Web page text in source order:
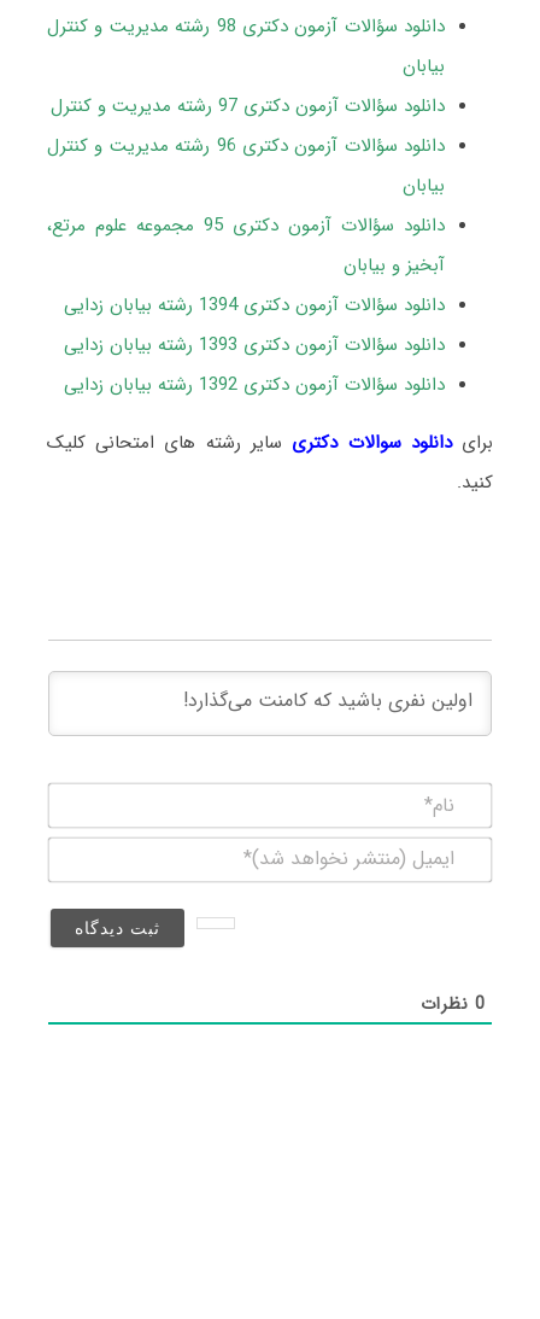
دانلود سؤالات آزمون دکتری 98 رشته مدیریت و کنترل
بیابان
دانلود سؤالات آزمون دکتری 97 رشته مدیریت و کنترل
دانلود سؤالات آزمون دکتری 96 رشته مدیریت و کنترل
بیابان
دانلود سؤالات آزمون دکتری 95 مجموعه علوم مرتع،
آبخیز و بیابان
دانلود سؤالات آزمون دکتری 1394 رشته بیابان زدایی
دانلود سؤالات آزمون دکتری 1393 رشته بیابان زدایی
دانلود سؤالات آزمون دکتری 1392 رشته بیابان زدایی
برایدانلود سوالات دکتری سایر رشته های امتحانی کلیک
کنید.
(منتشر
0نظرات